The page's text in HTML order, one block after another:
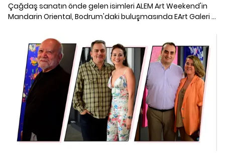
Çağdaş sanatın önde gelen isimleri ALEM Art Weekend'in
Mandarin Oriental, Bodrum'daki buluşmasında EArt Galeri iş
bir araya geldi. Prof. Dr. Marcus Graf'ın küratörlüğünü
yaptığı seçkide eserleriyle yer alan sanatçılar,
çalışmalarının yaratılış öyküsünü paylaşıyor.